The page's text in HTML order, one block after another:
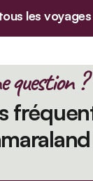
les voyages
question ?